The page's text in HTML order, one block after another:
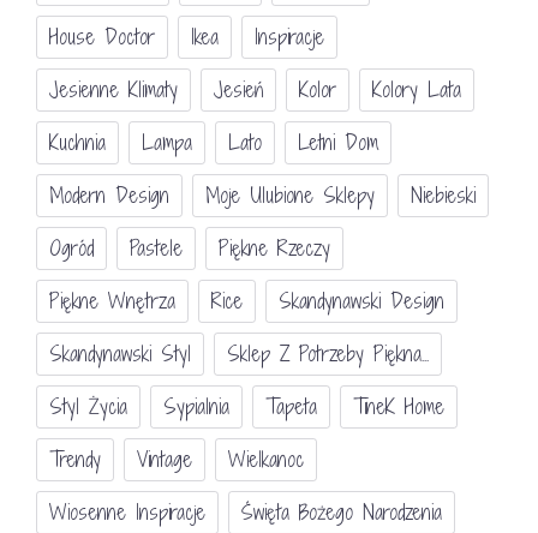
House Doctor
Ikea
Inspiracje
Jesienne Klimaty
Jesień Kolor
Kolory Lata
Kuchnia
Lampa Lato
Letni Dom
Modern Design
Moje Ulubione Sklepy
Niebieski
Ogród
Pastele
Piękne Rzeczy
Piękne Wnętrza
Rice
Skandynawski Design
Skandynawski Styl
Sklep Z Potrzeby Piękna...
Styl Życia
Sypialnia Tapeta
TineK Home
Trendy
Vintage
Wielkanoc
Wiosenne Inspiracje
Święta Bożego Narodzenia